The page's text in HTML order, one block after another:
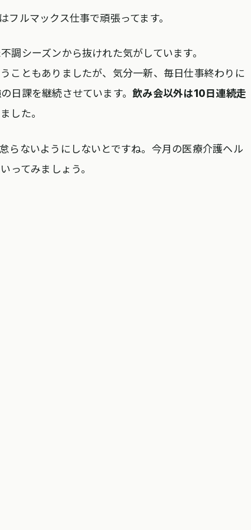
ルマックス仕事で頑張ってます。
調シーズンから抜けれた気がしています。
こともありましたが、気分一新、毎日仕事終わりに
日課を継続させています。飲み会以外は10日連続走
した。
らないようにしないとですね。今月の医療介護ヘル
ってみましょう。